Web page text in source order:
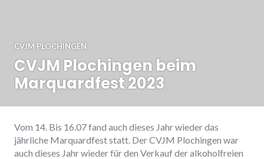
CVJM PLOCHINGEN
CVJM Plochingen beim
Marquardfest 2023
Vom 14. Bis 16.07 fand auch dieses Jahr wieder das
jährliche Marquardfest statt. Der CVJM Plochingen war
auch dieses Jahr wieder für den Verkauf der alkoholfreien